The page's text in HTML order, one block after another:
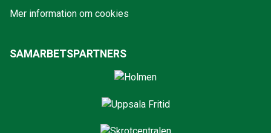
Mer information om cookies
SAMARBETSPARTNERS